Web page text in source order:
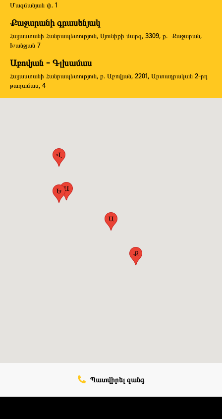
Մազմանյան փ. 1
Քաջարանի գրասենյակ
Հայաստանի Հանրապետություն, Սյունիքի մարզ, 3309, ք. Քաջարան,
Խանջյան 7
Աբովյան - Գլխամաս
Հայաստանի Հանրապետություն, ք. Աբովյան, 2201, Արտադրական 2-րդ
թաղամաս, 4
Ա
Վ
Ե
Ք
Ա
Պատվիրել զանգ